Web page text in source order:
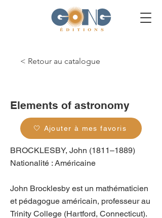
< Retour au catalogue
Elements of astronomy
🤍 Ajouter à mes favoris
BROCKLESBY, John (1811–1889)
Nationalité : Américaine
John Brocklesby est un mathématicien
et pédagogue américain, professeur au
Trinity College (Hartford, Connecticut).